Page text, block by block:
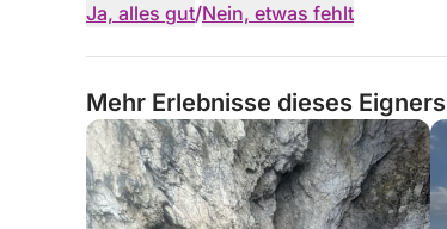
Ja, alles gut/Nein, etwas fehlt
Mehr Erlebnisse dieses Eigners